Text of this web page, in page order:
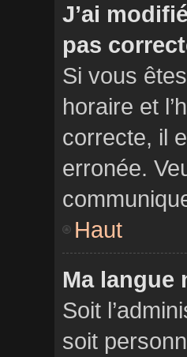
J’ai
pas
Si vous
horaire et
correcte, il
erronée.
Haut
Ma langue
Soit
soit